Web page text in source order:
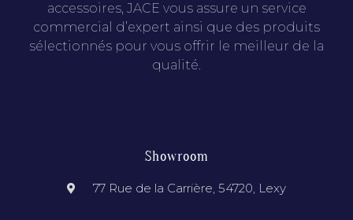
accessoires, JACE vous assure un service
commercial d’expert ainsi que des produits
sélectionnés pour vous offrir le meilleur de la
qualité.
Showroom
77 Rue de la Carrière, 54720, Lexy